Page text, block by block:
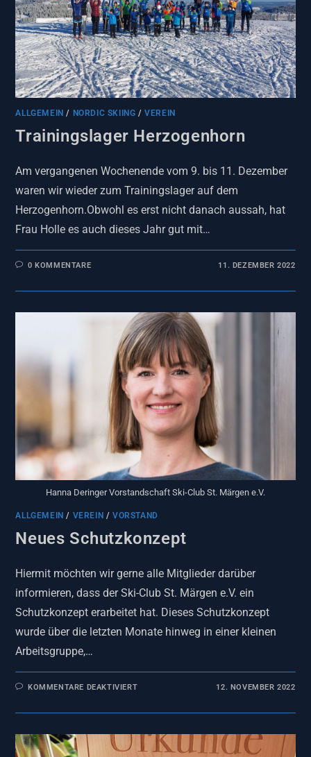
ALLGEMEIN / NORDIC SKIING /VEREIN
Trainingslager Herzogenhorn
Am vergangenen Wochenende vom 9. bis 11. Dezember
waren wir wieder zum Trainingslager auf dem
Herzogenhorn.Obwohl es erst nicht danach aussah, hat
Frau Holle es auch dieses Jahr gut mit…
0 KOMMENTARE 11. DEZEMBER 2022
Hanna Deringer Vorstandschaft Ski-Club St. Märgen e.V.
ALLGEMEIN / VEREIN /VORSTAND
Neues Schutzkonzept
Hiermit möchten wir gerne alle Mitglieder darüber
informieren, dass der Ski-Club St. Märgen e.V. ein
Schutzkonzept erarbeitet hat. Dieses Schutzkonzept
wurde über die letzten Monate hinweg in einer kleinen
Arbeitsgruppe,…
KOMMENTARE DEAKTIVIERT 12. NOVEMBER 2022